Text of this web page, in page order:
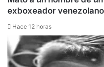
exboxeador
Hace 12 horas